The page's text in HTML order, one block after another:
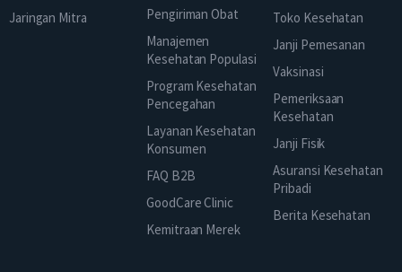
Jaringan Mitra
Pengiriman Obat
Manajemen
Kesehatan Populasi
Program Kesehatan
Pencegahan
Layanan Kesehatan
Konsumen
FAQ B2B
GoodCare Clinic
Kemitraan Merek
Toko Kesehatan
Janji Pemesanan
Vaksinasi
Pemeriksaan
Kesehatan
Janji Fisik
Asuransi Kesehatan
Pribadi
Berita Kesehatan